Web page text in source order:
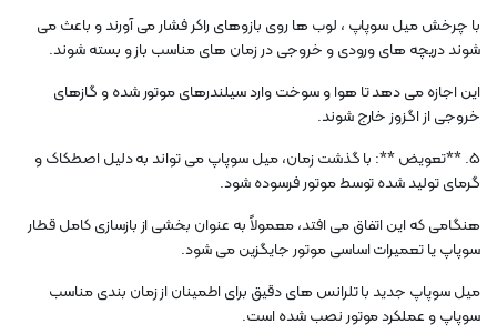
با چرخش میل سوپاپ ، لوب ها روی بازوهای راکر فشار می آورند و باعث می
شوند دریچه های ورودی و خروجی در زمان های مناسب باز و بسته شوند.
این اجازه می دهد تا هوا و سوخت وارد سیلندرهای موتور شده و گازهای
خروجی از اگزوز خارج شوند.
5. **تعویض **: با گذشت زمان، میل سوپاپ می تواند به دلیل اصطکاک و
گرمای تولید شده توسط موتور فرسوده شود.
هنگامی که این اتفاق می افتد، معمولاً به عنوان بخشی از بازسازی کامل قطار
سوپاپ یا تعمیرات اساسی موتور جایگزین می شود.
میل سوپاپ جدید با تلرانس های دقیق برای اطمینان از زمان بندی مناسب
سوپاپ و عملکرد موتور نصب شده است.